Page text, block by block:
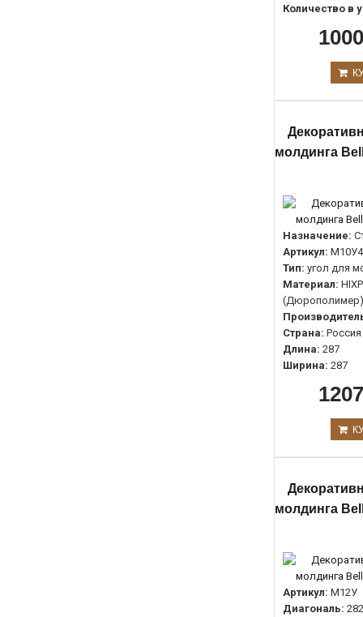
Количество в
молдинга
Назначение:
Артикул: М10У4
Тип: угол для
Материал:
(Дюрополимер)
Страна: Россия
Длина: 287
Ширина: 287
молдинга
Артикул: М12У
Диагональ: